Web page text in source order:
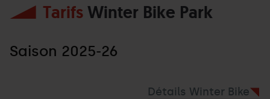
TarifsWinter Bike Park
Saison 2025-26
Détails Winter Bike